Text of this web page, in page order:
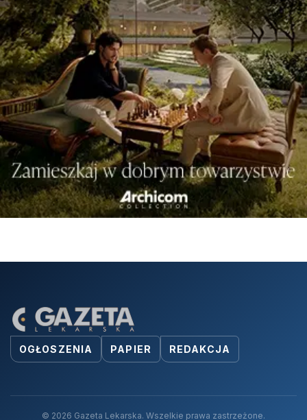
OGŁOSZENIA PAPIER REDAKCJA
© 2026 Gazeta Lekarska. Wszelkie prawa zastrzeżone.